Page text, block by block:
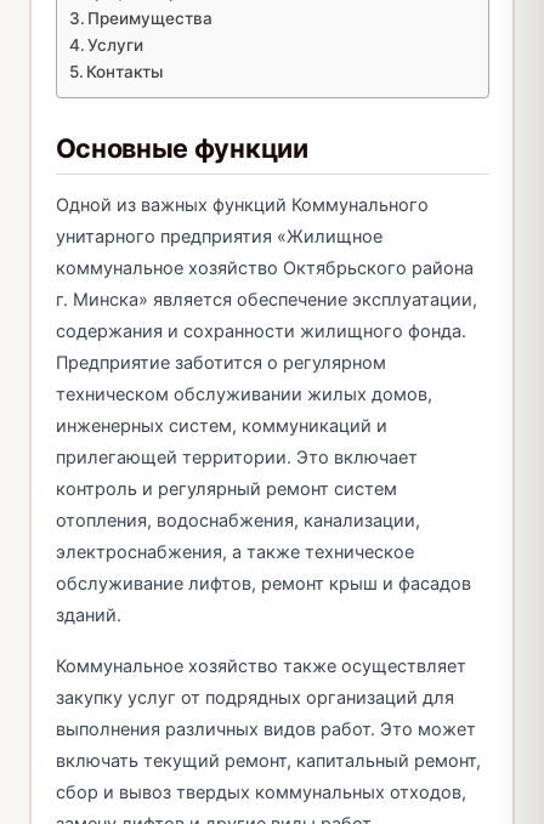
Преимущества
Услуги
Контакты
Основные функции
Одной из важных функций Коммунального
унитарного предприятия «Жилищное
коммунальное хозяйство Октябрьского района
г. Минска» является обеспечение эксплуатации,
содержания и сохранности жилищного фонда.
Предприятие заботится о регулярном
техническом обслуживании жилых домов,
инженерных систем, коммуникаций и
прилегающей территории. Это включает
контроль и регулярный ремонт систем
отопления, водоснабжения, канализации,
электроснабжения, а также техническое
обслуживание лифтов, ремонт крыш и фасадов
зданий.
Коммунальное хозяйство также осуществляет
закупку услуг от подрядных организаций для
выполнения различных видов работ. Это может
включать текущий ремонт, капитальный ремонт,
сбор и вывоз твердых коммунальных отходов,